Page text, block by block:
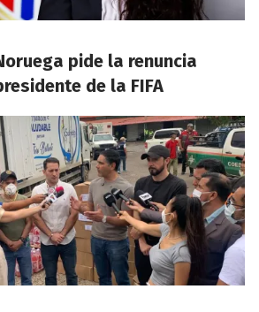
pide la renuncia
de la FIFA